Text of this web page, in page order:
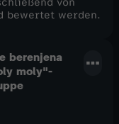
von
bewertet werden.
berenjena
moly"-